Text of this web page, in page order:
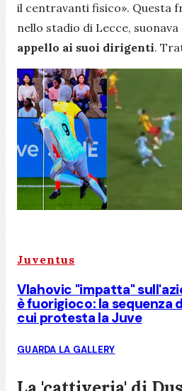
il centravanti fisico». Questa
nello stadio di Lecce, suonava
appello ai suoi dirigenti.
Juventus
Vlahovic "impatta"
è fuorigioco: la sequenza
cui protesta la Juve
GUARDA LA GALLERY